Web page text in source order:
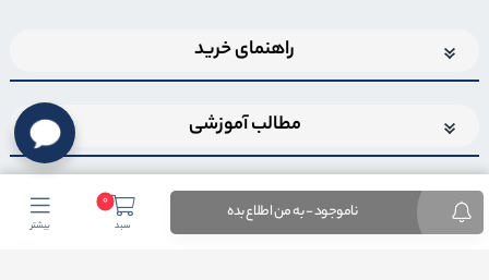
ناموجود - به من اطلاع بده 0
سبد بیشتر
راهنمای خرید
مطالب آموزشی